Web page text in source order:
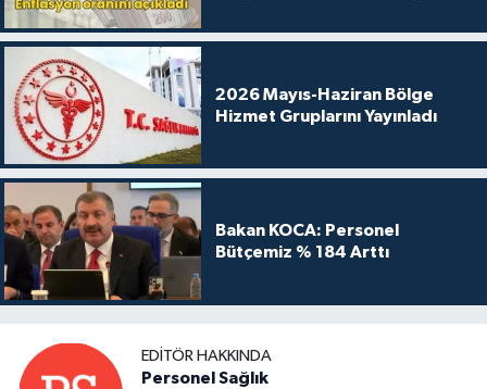
2026 Mayıs-Haziran Bölge
Hizmet Gruplarını Yayınladı
Bakan KOCA: Personel
Bütçemiz % 184 Arttı
EDITÖR HAKKINDA
Personel Sağlık